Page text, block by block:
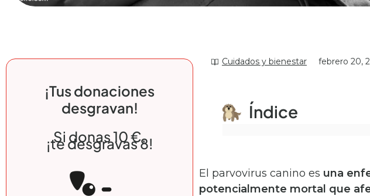
¡Tus donaciones
desgravan!
Si donas 10 €,
¡te desgravas 8!
Cuidados y bienestar febrero 20,
Índice
El parvovirus canino es una
potencialmente mortal que